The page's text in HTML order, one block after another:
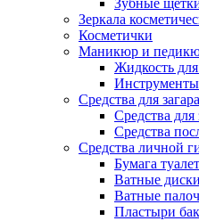
Зеркала
Косметички
Маникюр и
Жидкость
Средства для загара
Средства
Средства
Средства личной
Бумага
Ватные диски
Ватные
Пластыри